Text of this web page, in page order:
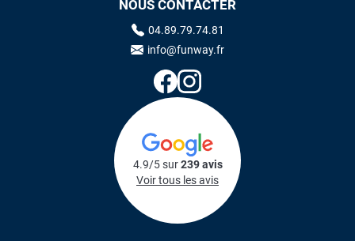
NOUS CONTACTER
04.89.79.74.81
info@funway.fr
4.9/5 sur239 avis
Voir tous les avis